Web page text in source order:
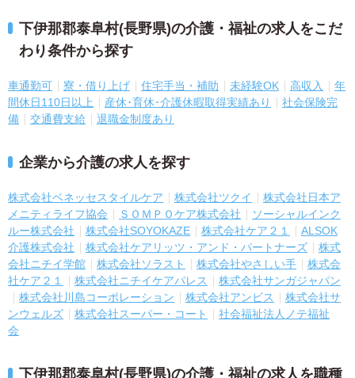
下伊那郡泰阜村(長野県)の介護・福祉の求人をこだ
わり条件から探す
車通勤可 寮・借り上げ 住宅手当・補助 未経験OK 高収入
年
間休日110日以上
産休･育休･介護休暇取得実績あり
社会保険完
備
交通費支給 退職金制度あり
企業から介護の求人を探す
株式会社ベネッセスタイルケア 株式会社ツクイ
株式会社日本ア
メニティライフ協会
ＳＯＭＰＯケア株式会社
ソーシャルインク
ルー株式会社
株式会社SOYOKAZE 株式会社ケア２１
ALSOK
介護株式会社
株式会社ケアリッツ・アンド・パートナーズ
株式
会社ニチイ学館
株式会社ソラスト 株式会社やさしい手
株式会
社ケア２１
株式会社ニチイケアパレス
株式会社サンガジャパン
株式会社川島コーポレーション
株式会社アンビス
株式会社サ
ンウェルズ
株式会社スーパー・コート
社会福祉法人ノテ福祉
会
下伊那郡泰阜村(長野県)の介護・福祉の求人を職種